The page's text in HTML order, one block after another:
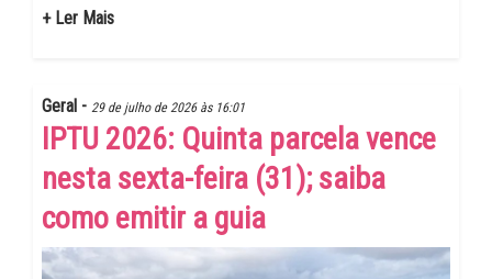
+ Ler Mais
Geral - 29 de julho de 2026 às 16:01
IPTU 2026: Quinta parcela vence
nesta sexta-feira (31); saiba
como emitir a guia